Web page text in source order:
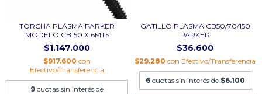
TORCHA PLASMA PARKER
MODELO CB150 X 6MTS
$1.147.000
$917.600 con
Efectivo/Transferencia
9 cuotas sin interés de
GATILLO PLASMA CB50/70/150
PARKER
$36.600
$29.280 con Efectivo/Transferencia
6 cuotas sin interés de $6.100